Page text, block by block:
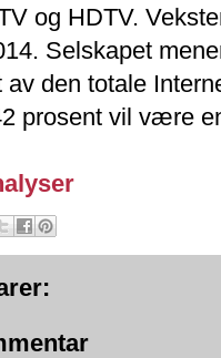
og HDTV.
Selskapet
den totale
prosent vil være